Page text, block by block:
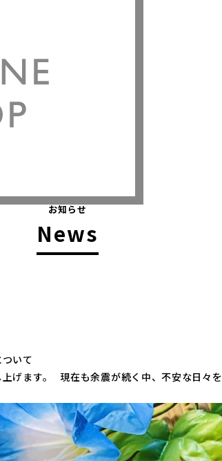
お知らせ
News
いて
げます。 現在も余震が続く中、不安な日々